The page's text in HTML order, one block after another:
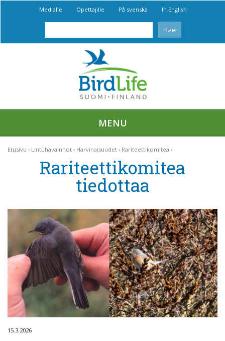
Medialle Opettajille På svenska In English
MENU
Etusivu Lintuhavainnot Harvinaisuudet Rariteettikomitea
Rariteettikomitea
tiedottaa
15.3.2026